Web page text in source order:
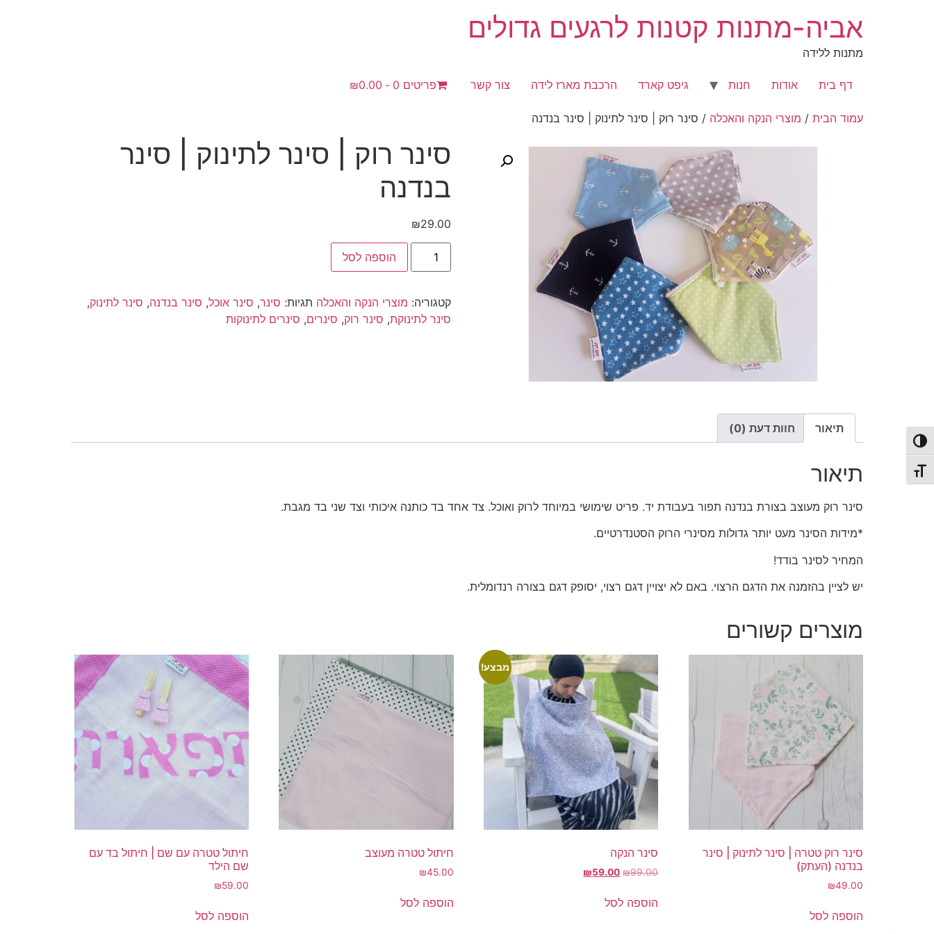
הפעל/כבה ניגודיות גבוהה
מתג גודל גופן
אביה-מתנות קטנות לרגעים גדולים
מתנות ללידה
דף בית אודות חנות גיפט קארד הרכבת מארז לידה צור קשר פריטים 0 ₪0.00
עמוד הבית / מוצרי הנקה והאכלה / סינר רוק | סינר לתינוק | סינר בנדנה
סינר רוק | סינר לתינוק | סינר
בנדנה
₪29.00
כמות
סינר
סינר
לתינוק
|
הוספה לסל
קטגוריה: מוצרי הנקה והאכלה תגיות: סינר, סינר אוכל, סינר בנדנה, סינר לתינוק,
סינר לתינוקת, סינר רוק, סינרים, סינרים לתינוקות
תיאור חוות דעת (0)
תיאור
סינר רוק מעוצב בצורת בנדנה תפור בעבודת יד. פריט שימושי במיוחד לרוק ואוכל. צד אחד בד כותנה איכותי וצד שני בד מגבת.
*מידות הסינר מעט יותר גדולות מסינרי הרוק הסטנדרטיים.
המחיר לסינר בודד!
יש לציין בהזמנה את הדגם הרצוי. באם לא יצויין דגם רצוי, יסופק דגם בצורה רנדומלית.
מוצרים קשורים
סינר רוק טטרה | סינר לתינוק | סינר
בנדנה (העתק)
₪49.00
הוספה לסל
מבצע!
סינר הנקה
₪99.00
המחיר
היה:
₪59.00
המחיר
הוספה לסל
חיתול טטרה מעוצב
₪45.00
הוספה לסל
חיתול טטרה עם שם | חיתול בד עם
שם הילד
₪59.00
הוספה לסל